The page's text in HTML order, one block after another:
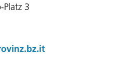
Platz 3